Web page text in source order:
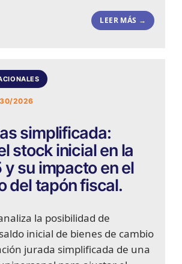
LEER MÁS →
2026
simplificada:
stock inicial en la
y su impacto en el
del tapón fiscal.
la posibilidad de
inicial de bienes de cambio
jurada simplificada de una